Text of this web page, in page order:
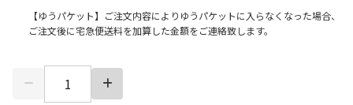
【ゆうパケット】ご注文内容によりゆうパケットに入らなくなった場合、
ご注文後に宅急便送料を加算した金額をご連絡致します。